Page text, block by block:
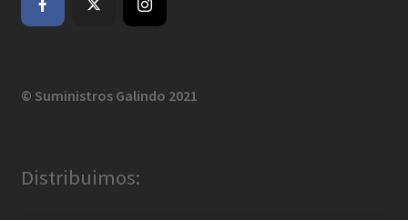
© Suministros Galindo 2021
Distribuimos: